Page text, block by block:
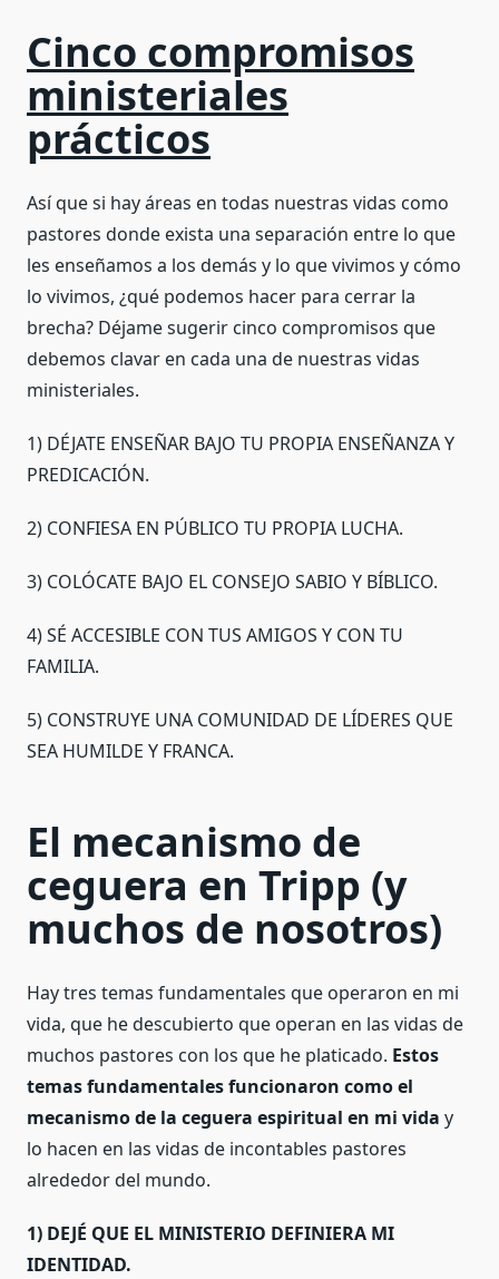
Cinco compromisos
ministeriales
prácticos
Así que si hay áreas en todas nuestras vidas como
pastores donde exista una separación entre lo que
les enseñamos a los demás y lo que vivimos y cómo
lo vivimos, ¿qué podemos hacer para cerrar la
brecha? Déjame sugerir cinco compromisos que
debemos clavar en cada una de nuestras vidas
ministeriales.
1) DÉJATE ENSEÑAR BAJO TU PROPIA ENSEÑANZA Y
PREDICACIÓN.
2) CONFIESA EN PÚBLICO TU PROPIA LUCHA.
3) COLÓCATE BAJO EL CONSEJO SABIO Y BÍBLICO.
4) SÉ ACCESIBLE CON TUS AMIGOS Y CON TU
FAMILIA.
5) CONSTRUYE UNA COMUNIDAD DE LÍDERES QUE
SEA HUMILDE Y FRANCA.
El mecanismo de
ceguera en Tripp (y
muchos de nosotros)
Hay tres temas fundamentales que operaron en mi
vida, que he descubierto que operan en las vidas de
muchos pastores con los que he platicado. Estos
temas fundamentales funcionaron como el
mecanismo de la ceguera espiritual en mi vida y
lo hacen en las vidas de incontables pastores
alrededor del mundo.
1) DEJÉ QUE EL MINISTERIO DEFINIERA MI
IDENTIDAD.